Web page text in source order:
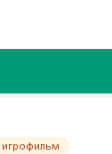
игрофильм